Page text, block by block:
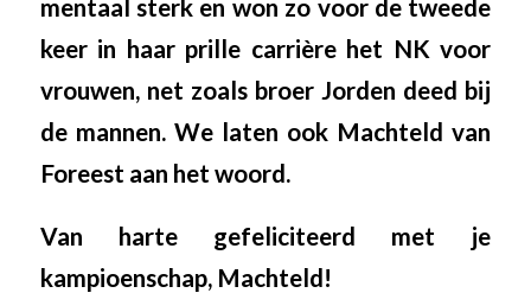
mentaal sterk en won zo voor de tweede
keer in haar prille carrière het NK voor
vrouwen, net zoals broer Jorden deed bij
de mannen. We laten ook Machteld van
Foreest aan het woord.
Van harte gefeliciteerd met je
kampioenschap, Machteld!